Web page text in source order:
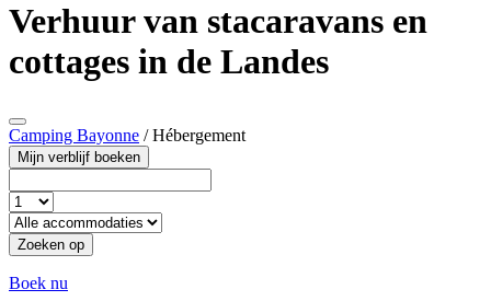
Verhuur van stacaravans en
cottages in de Landes
Camping Bayonne /Hébergement
Mijn verblijf boeken
Zoeken op
Boek nu